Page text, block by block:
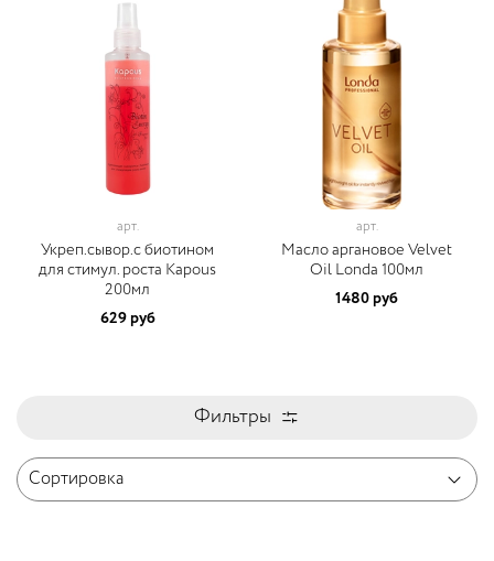
арт.
Укреп.сывор.с биотином
для стимул. роста Kapous
200мл
629 руб
арт.
Масло аргановое Velvet
Oil Londa 100мл
1480 руб
Фильтры